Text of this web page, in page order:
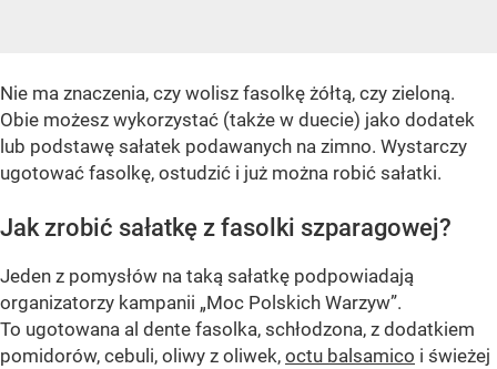
Nie ma znaczenia, czy wolisz fasolkę żółtą, czy zieloną.
Obie możesz wykorzystać (także w duecie) jako dodatek
lub podstawę sałatek podawanych na zimno. Wystarczy
ugotować fasolkę, ostudzić i już można robić sałatki.
Jak zrobić sałatkę z fasolki szparagowej?
Jeden z pomysłów na taką sałatkę podpowiadają
organizatorzy kampanii „Moc Polskich Warzyw”.
To ugotowana al dente fasolka, schłodzona, z dodatkiem
pomidorów, cebuli, oliwy z oliwek, octu balsamico i świeżej